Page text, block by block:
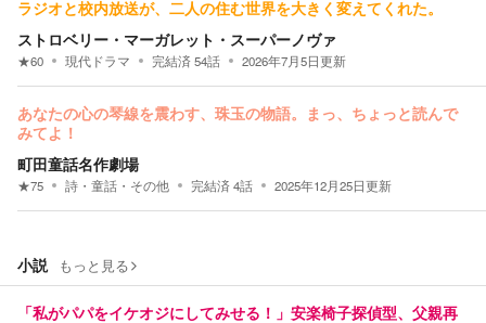
ラジオと校内放送が、二人の住む世界を大きく変えてくれた。
ストロベリー・マーガレット・スーパーノヴァ
★60 現代ドラマ 完結済54話 2026年7月5日更新
あなたの心の琴線を震わす、珠玉の物語。まっ、ちょっと読んで
みてよ！
町田童話名作劇場
★75 詩・童話・その他 完結済4話 2025年12月25日更新
小説 もっと見る
「私がパパをイケオジにしてみせる！」安楽椅子探偵型、父親再